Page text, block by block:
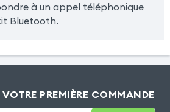
à un appel téléphonique
Bluetooth.
PREMIÈRE COMMANDE